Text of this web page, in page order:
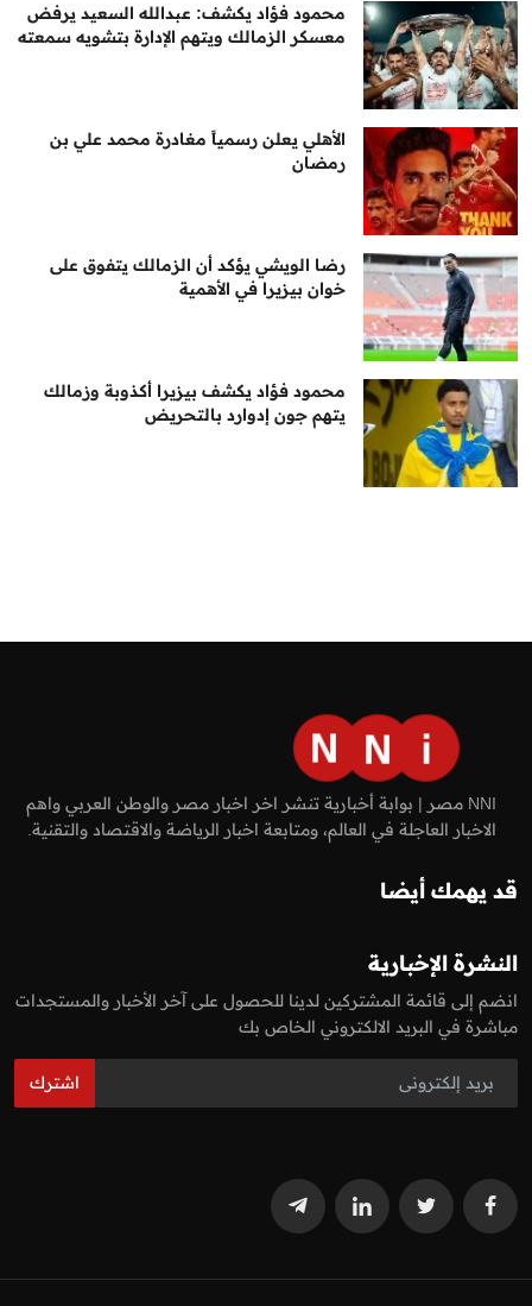
محمود فؤاد يكشف: عبدالله السعيد يرفض
معسكر الزمالك ويتهم الإدارة بتشويه سمعته
الأهلي يعلن رسمياً مغادرة محمد علي بن
رمضان
رضا الويشي يؤكد أن الزمالك يتفوق على
خوان بيزيرا في الأهمية
محمود فؤاد يكشف بيزيرا أكذوبة وزمالك
يتهم جون إدوارد بالتحريض
NNI مصر | بوابة أخبارية تنشر اخر اخبار مصر والوطن العربي واهم
الاخبار العاجلة في العالم، ومتابعة اخبار الرياضة والاقتصاد والتقنية.
قد يهمك أيضا
النشرة الإخبارية
انضم إلى قائمة المشتركين لدينا للحصول على آخر الأخبار والمستجدات
مباشرة في البريد الالكتروني الخاص بك
اشترك